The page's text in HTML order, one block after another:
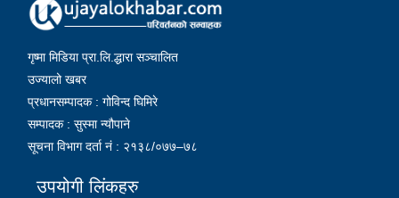
गृष्मा मिडिया प्रा.लि.द्धारा सञ्चालित
उज्यालो खबर
प्रधानसम्पादक : गोविन्द घिमिरे
सम्पादक : सुस्मा न्यौपाने
सूचना विभाग दर्ता नं : २१३८/०७७–७८
उपयोगी लिंकहरु